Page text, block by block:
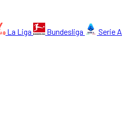
La Liga Bundesliga Serie A